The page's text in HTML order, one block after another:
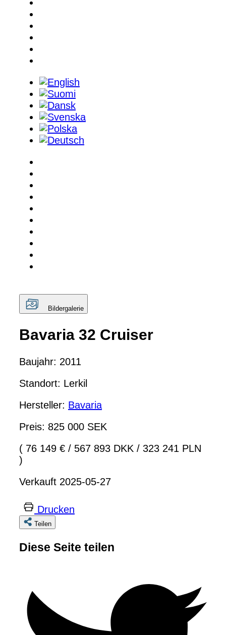
Bildergalerie
Bavaria 32 Cruiser
Baujahr: 2011
Standort: Lerkil
Hersteller: Bavaria
Preis: 825 000 SEK
( 76 149 € / 567 893 DKK / 323 241 PLN
)
Verkauft 2025-05-27
Drucken
Teilen
Diese Seite teilen